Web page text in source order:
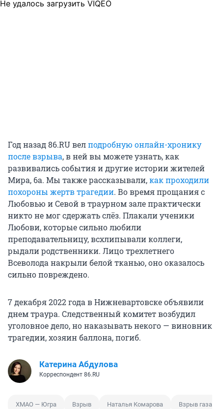
Не удалось загрузить VIQEO
Год назад 86.RU велподробную онлайн-хронику
после взрыва, в ней вы можете узнать, как
развивались события и другие истории жителей
Мира, 6а. Мы также рассказывали,как проходили
похороны жертв трагедии. Во время прощания с
Любовью и Севой в траурном зале практически
никто не мог сдержать слёз. Плакали ученики
Любови, которые сильно любили
преподавательницу, всхлипывали коллеги,
рыдали родственники. Лицо трехлетнего
Всеволода накрыли белой тканью, оно оказалось
сильно повреждено.
7 декабря 2022 года в Нижневартовске объявили
днем траура. Следственный комитет возбудил
уголовное дело, но наказывать некого — виновник
трагедии, хозяин баллона, погиб.
Катерина Абдулова
Корреспондент 86.RU
ХМАО — Югра Взрыв Наталья Комарова Взрыв газа